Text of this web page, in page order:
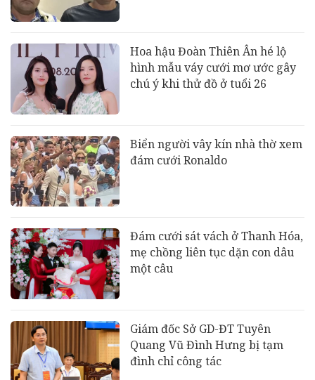
Hoa hậu Đoàn Thiên Ân hé lộ
hình mẫu váy cưới mơ ước gây
chú ý khi thử đồ ở tuổi 26
Biển người vây kín nhà thờ xem
đám cưới Ronaldo
Đám cưới sát vách ở Thanh Hóa,
mẹ chồng liên tục dặn con dâu
một câu
Giám đốc Sở GD-ĐT Tuyên
Quang Vũ Đình Hưng bị tạm
đình chỉ công tác